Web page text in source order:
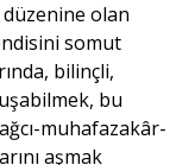
olan
somut
bilinçli,
bu
muhafazakâr-
aşmak